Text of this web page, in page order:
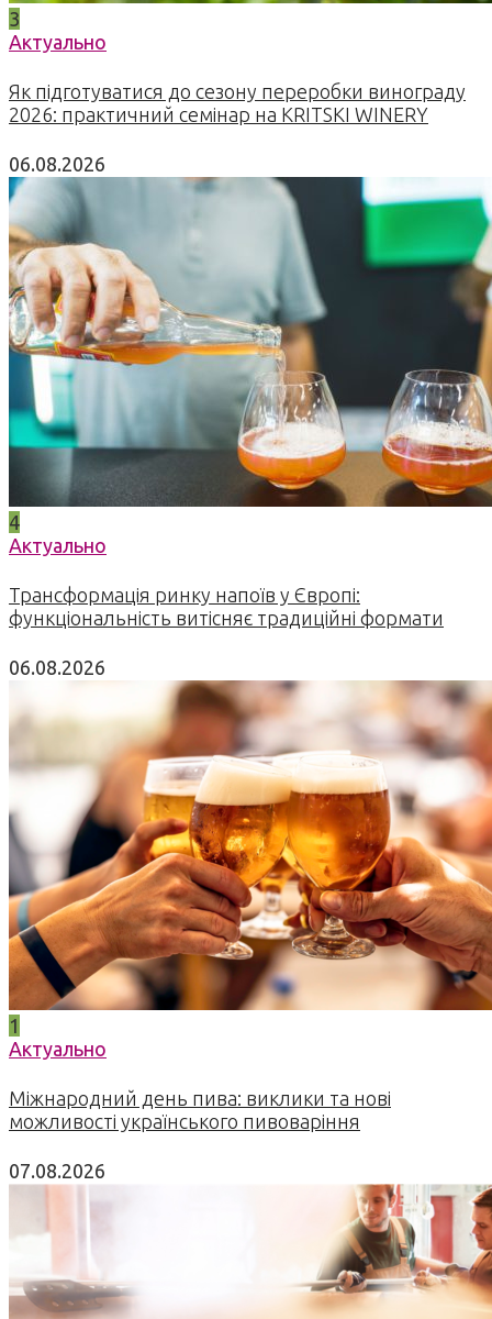
3
Актуально
Як підготуватися до сезону переробки винограду
2026: практичний семінар на KRITSKI WINERY
06.08.2026
4
Актуально
Трансформація ринку напоїв у Європі:
функціональність витісняє традиційні формати
06.08.2026
1
Актуально
Міжнародний день пива: виклики та нові
можливості українського пивоваріння
07.08.2026